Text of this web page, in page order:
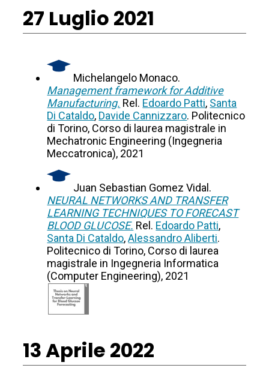
27 Luglio 2021
Michelangelo Monaco.
Management framework for Additive
Manufacturing. Rel. Edoardo Patti, Santa
Di Cataldo, Davide Cannizzaro. Politecnico
di Torino, Corso di laurea magistrale in
Mechatronic Engineering (Ingegneria
Meccatronica), 2021
Juan Sebastian Gomez Vidal.
NEURAL NETWORKS AND TRANSFER
LEARNING TECHNIQUES TO FORECAST
BLOOD GLUCOSE. Rel. Edoardo Patti,
Santa Di Cataldo,Alessandro Aliberti.
Politecnico di Torino, Corso di laurea
magistrale in Ingegneria Informatica
(Computer Engineering), 2021
13 Aprile 2022